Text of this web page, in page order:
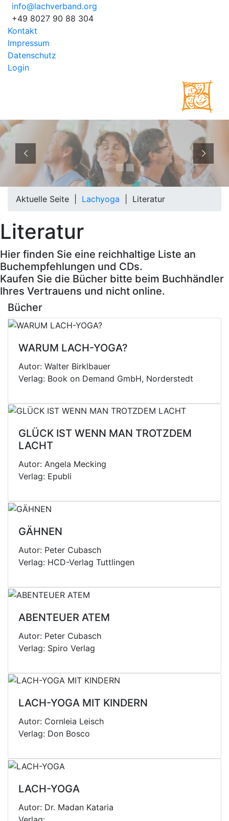
info@lachverband.org
+49 8027 90 88 304
Kontakt
Impressum
Datenschutz
Login
EUROPÄISCHERBERUFSVERBAND
Aktuelle Seite | Lachyoga Literatur
Literatur
Hier finden Sie eine reichhaltige Liste an
Buchempfehlungen und CDs.
Kaufen Sie die Bücher bitte beim Buchhändler
Ihres Vertrauens und nicht online.
Bücher
WARUM LACH-YOGA?
Autor: Walter Birklbauer
Verlag: Book on Demand GmbH, Norderstedt
GLÜCK IST WENN MAN TROTZDEM
LACHT
Autor: Angela Mecking
Verlag: Epubli
GÄHNEN
Autor: Peter Cubasch
Verlag: HCD-Verlag Tuttlingen
ABENTEUER ATEM
Autor: Peter Cubasch
Verlag: Spiro Verlag
LACH-YOGA MIT KINDERN
Autor: Cornleia Leisch
Verlag: Don Bosco
LACH-YOGA
Autor: Dr. Madan Kataria